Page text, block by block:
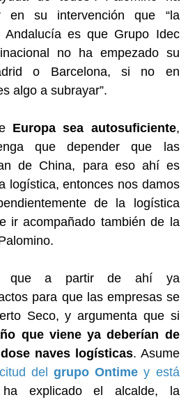
en su intervención que “la
Andalucía es que Grupo Idec
no ha empezado su
o Barcelona, si no en
algo a subrayar”.
Europa sea autosuficiente,
que depender que las
de China, para eso ahí es
logística, entonces nos damos
de la logística
ir acompañado también de la
que a partir de ahí ya
para que las empresas se
Seco, y argumenta que si
que viene ya deberían de
naves logísticas. Asume
delgrupo Ontime y está
explicado el alcalde, la